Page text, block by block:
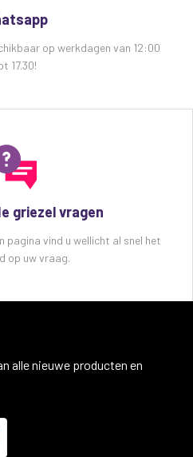
op werkdagen van 12:00
17.30!
griezel vragen
pagina vind u wellicht al snel het
op uw vraag.
alle nieuwe producten en